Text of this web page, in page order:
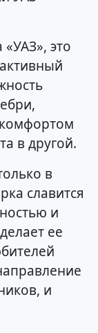
это
в другой.
в
славится
и
ее
и